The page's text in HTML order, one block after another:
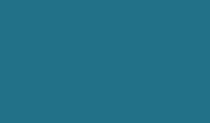
Ao clicar em “Cadastrar” você aceita receber nossos e-mails e
redefinição das suas relações com o resto do
quatro décadas do período de reforma e
uma “ascensão pacífica” no interior do quadro
da Segunda Guerra Mundial. E foi inicialmente
confrontações com os Estados Unidos e
Deng adotava como lema uma máxima chinesa